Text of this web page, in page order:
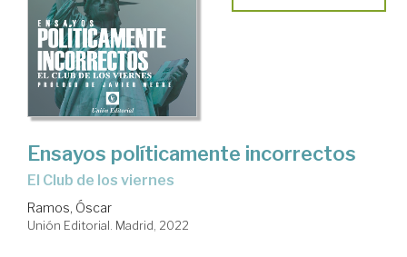
Ensayos políticamente incorrectos
el Club de los viernes
Ramos, Óscar
Unión Editorial. Madrid, 2022